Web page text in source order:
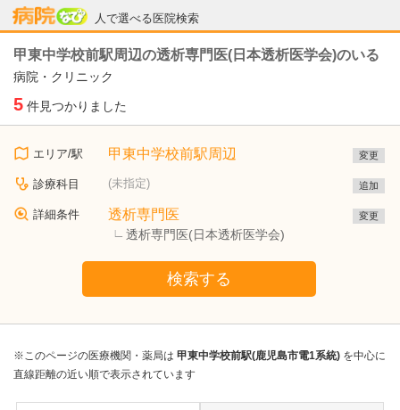
人で選べる医院検索
病院なび
甲東中学校前駅周辺の透析専門医(日本透析医学会)のいる
病院・クリニック
5 件見つかりました
エリア/駅 甲東中学校前駅周辺 変更
診療科目 (未指定) 追加
詳細条件 透析専門医
透析専門医(日本透析医学会)
変更
検索する
※このページの医療機関・薬局は 甲東中学校前駅(鹿児島市電1系統) を中心に
直線距離の近い順で表示されています